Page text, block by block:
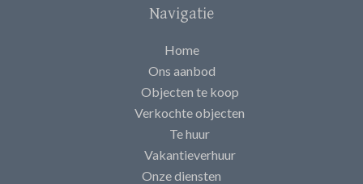
Navigatie
Home
Ons aanbod
Objecten te koop
Verkochte objecten
Te huur
Vakantieverhuur
Onze diensten